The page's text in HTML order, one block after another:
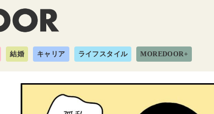
結婚 キャリア ライフスタイル MOREDOOR+